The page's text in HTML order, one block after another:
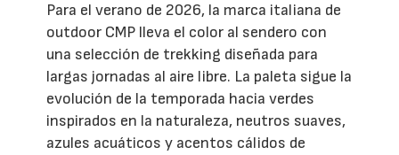
Para el verano de 2026, la marca italiana de
outdoor CMP lleva el color al sendero con
una selección de trekking diseñada para
largas jornadas al aire libre. La paleta sigue la
evolución de la temporada hacia verdes
inspirados en la naturaleza, neutros suaves,
azules acuáticos y acentos cálidos de